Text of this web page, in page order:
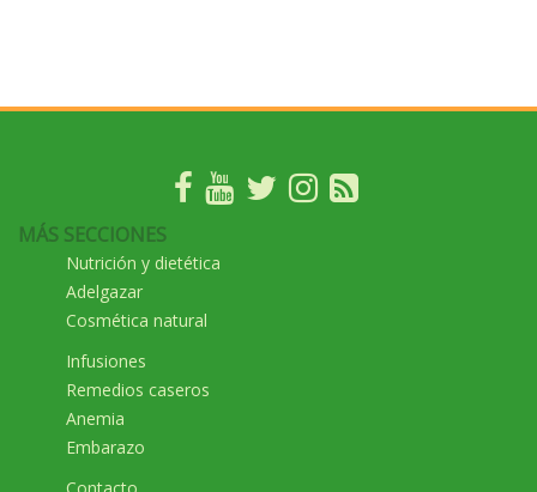
MÁS SECCIONES
Nutrición y dietética
Adelgazar
Cosmética natural
Infusiones
Remedios caseros
Anemia
Embarazo